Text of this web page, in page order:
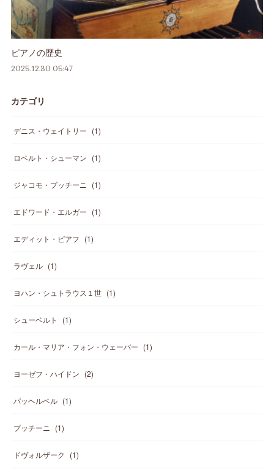
ピアノの歴史
2025.12.30 05:47
カテゴリ
デニス・ウェイトリー (1)
ロベルト・シューマン (1)
ジャコモ・プッチーニ (1)
エドワード・エルガー (1)
エディット・ピアフ (1)
ラヴェル (1)
ヨハン・シュトラウス１世 (1)
シューベルト (1)
カール・マリア・フォン・ウェーバー (1)
ヨーゼフ・ハイドン (2)
パッヘルベル (1)
プッチーニ (1)
ドヴォルザーク (1)